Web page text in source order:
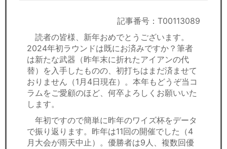
労務顧問
ＩＴ
飲食店情報
記事番号：T00113089
読者の皆様、新年おめでとうございます。
2024年初ラウンドは既にお済みですか？筆者
は新たな武器（昨年末に折れたアイアンの代
替）を入手したものの、初打ちはまだ済ませて
おりません（1月4日現在）。本年もどうぞ当コ
ラムをご愛顧のほど、何卒よろしくお願いいた
します。
年初ですので簡単に昨年のワイズ杯をデータ
で振り返ります。昨年は11回の開催でした（4
月大会が雨天中止）。優勝者は9人、複数回優